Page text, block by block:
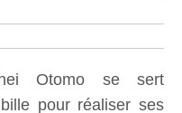
Otomo se sert
pour réaliser ses